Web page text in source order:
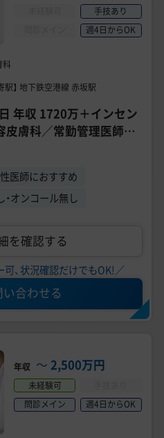
手技あり
週4日からOK
科
駅】 地下鉄空港線 赤坂駅
日 年収 1720万＋インセン
皮膚科／常勤管理医師募
医募集／売上ノルマなし
医師におすすめ
・オンコール無し
を確認する
可、状況確認だけでもOK!／
合わせる
年収 〜 2,500万円
未経験可
問診メイン
週4日からOK